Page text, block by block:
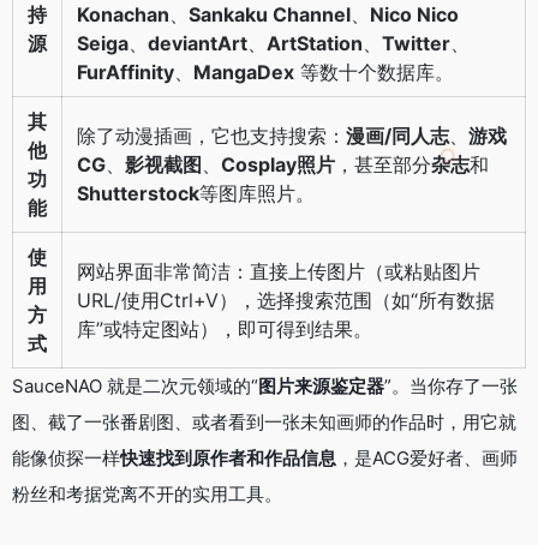
持
源
Konachan
Sankaku Channel
Nico Nico
Seiga
deviantArt ArtStation Twitter
FurAffinity
MangaDex 等数十个数据库。
其
他
功
能
除了动漫插画，它也支持搜索： 漫画/同人志
游戏
CG
影视截图 Cosplay照片 ，甚至部分杂志和
Shutterstock等图库照片。
使
用
方
式
网站界面非常简洁：直接上传图片（或粘贴图片
URL/使用Ctrl+V），选择搜索范围（如“所有数据
库”或特定图站），即可得到结果。
SauceNAO 就是二次元领域的“图片来源鉴定器”。当你存了一张
图、截了一张番剧图、或者看到一张未知画师的作品时，用它就
能像侦探一样快速找到原作者和作品信息 ，是ACG爱好者、画师
粉丝和考据党离不开的实用工具。